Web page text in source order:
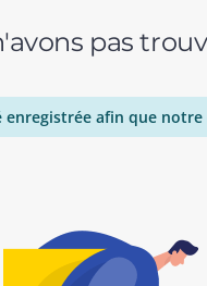
pas
enregistrée afin que